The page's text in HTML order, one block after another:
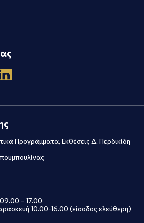
Προγράμματα, Εκθέσεις Δ. Περδικίδη
– 17.00
10.00-16.00 (είσοδος ελεύθερη)